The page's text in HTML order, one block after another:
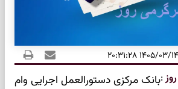
۱۴۰۵/۰۳/۱۴ ۲۰:۳۱:۲۸
:بانک مرکزی دستورالعمل اجرایی وام